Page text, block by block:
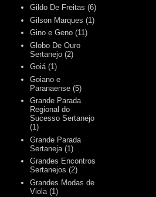
Gildo De Freitas (6)
Gilson Marques (1)
Gino e Geno (11)
Globo De Ouro
Sertanejo (2)
Goiá (1)
Goiano e
Paranaense (5)
Grande Parada
Regional do
Sucesso Sertanejo
(1)
Grande Parada
Sertaneja (1)
Grandes Encontros
Sertanejos (2)
Grandes Modas de
Viola (1)